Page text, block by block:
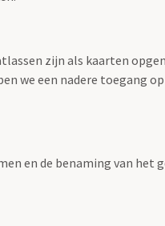
zijn als kaarten
we een nadere toegang
en de benaming van het